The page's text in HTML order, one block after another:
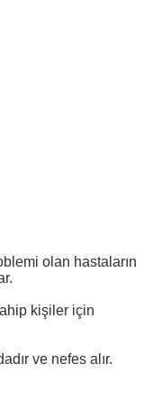
olan hastaların
kişiler için
ve nefes alır.